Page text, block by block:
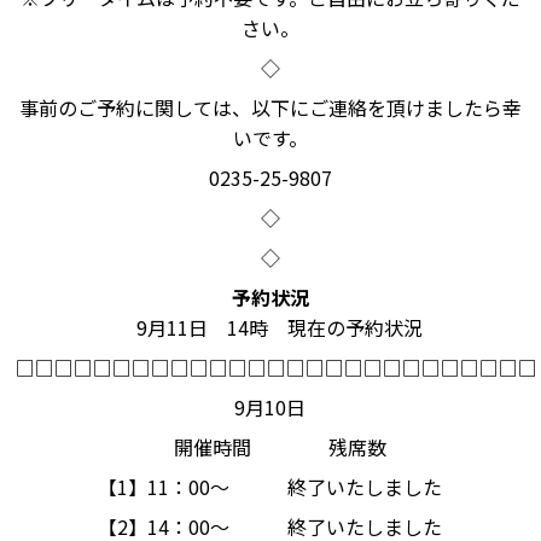
さい。
◇
事前のご予約に関しては、以下にご連絡を頂けましたら幸
いです。
0235-25-9807
◇
◇
予約状況
9月11日 14時 現在の予約状況
□□□□□□□□□□□□□□□□□□□□□□□□□□□
9月10日
開催時間 残席数
【1】11：00～ 終了いたしました
【2】14：00～ 終了いたしました